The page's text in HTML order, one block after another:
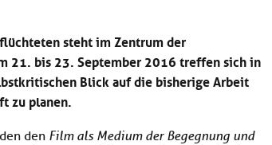
steht im Zentrum der
21. bis 23. September 2016 treffen sich in
Blick auf die bisherige Arbeit
zu planen.
den Film als Medium der Begegnung und